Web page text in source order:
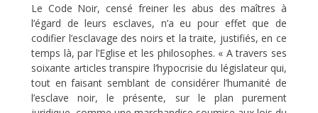
Le Code Noir, censé freiner les abus des maîtres à
l’égard de leurs esclaves, n’a eu pour effet que de
codifier l’esclavage des noirs et la traite, justifiés, en ce
temps là, par l’Eglise et les philosophes. « A travers ses
soixante articles transpire l’hypocrisie du législateur qui,
tout en faisant semblant de considérer l’humanité de
l’esclave noir, le présente, sur le plan purement